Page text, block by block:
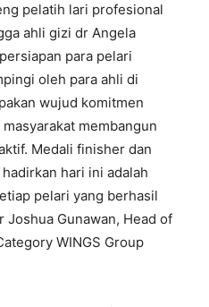
pelatih lari profesional
ahli gizi dr Angela
para pelari
oleh para ahli di
wujud komitmen
membangun
Medali finisher dan
hari ini adalah
pelari yang berhasil
Joshua Gunawan, Head of
WINGS Group